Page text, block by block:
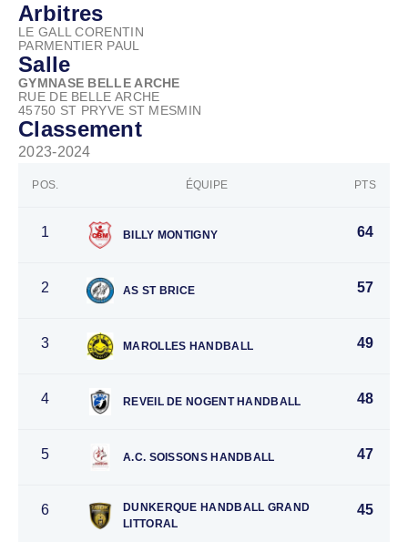
Arbitres
LE GALL CORENTIN
PARMENTIER PAUL
Salle
GYMNASE BELLE ARCHE
RUE DE BELLE ARCHE
45750 ST PRYVE ST MESMIN
Classement
2023-2024
POS. ÉQUIPE PTS
1 BILLY MONTIGNY 64
2 AS ST BRICE 57
3 MAROLLES HANDBALL 49
4 REVEIL DE NOGENT HANDBALL 48
5 A.C. SOISSONS HANDBALL 47
6
DUNKERQUE HANDBALL GRAND
LITTORAL
45